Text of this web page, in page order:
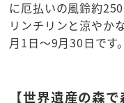
に厄払いの風鈴約
リンチリンと涼やか
月1日～9月30日です。
【世界遺産の森